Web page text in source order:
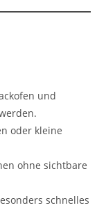
und
oder kleine
ohne sichtbare
schnelles